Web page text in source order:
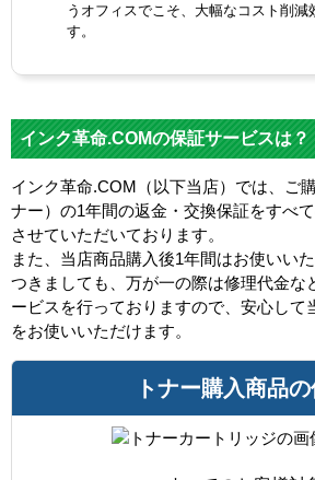
うオフィスでこそ、大幅なコスト削減
す。
インク革命.COMの保証サービスは？
インク革命.COM（以下当店）では、ご
ナー）の1年間の返金・交換保証をすべ
させていただいております。
また、当店商品購入後1年間はお使いい
つきましても、万が一の際は修理代金な
ービスを行っておりますので、安心して
をお使いいただけます。
トナー購入商品